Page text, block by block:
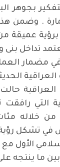
بجوهر
.
برؤية
تداخل
العراقية
العراقية
التي
خلاله
في تشكل
الأول
بين ما